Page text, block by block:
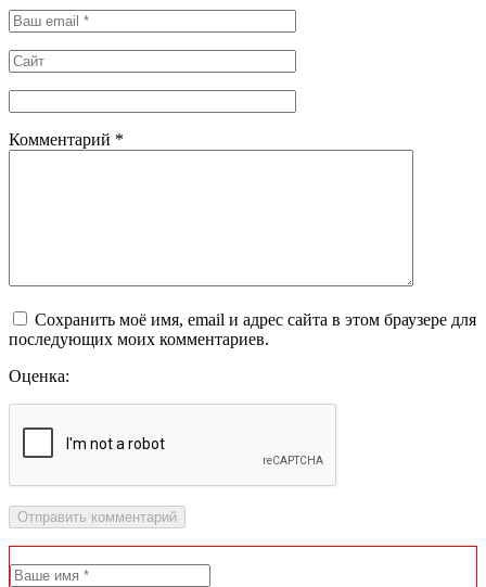
Комментарий *
Сохранить моё имя, email и адрес сайта в этом браузере для
последующих моих комментариев.
Оценка: